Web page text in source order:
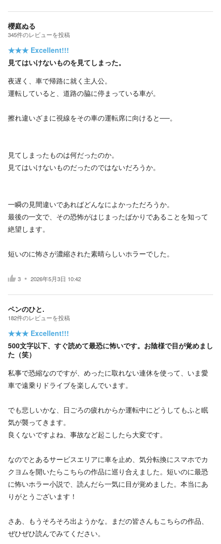
櫻庭ぬる
345件のレビューを投稿
★★★ Excellent!!!
見てはいけないものを見てしまった。
夜遅く、車で帰路に就く主人公。
運転していると、道路の脇に停まっている車が。
擦れ違いざまに視線をその車の運転席に向けると──。
見てしまったものは何だったのか。
見てはいけないものだったのではないだろうか。
一瞬の見間違いであればどんなによかっただろうか。
最後の一文で、その恐怖がはじまったばかりであることを知って
絶望します。
短いのに怖さが濃縮された素晴らしいホラーでした。
3 2026年5月3日 10:42
ペンのひと.
182件のレビューを投稿
★★★ Excellent!!!
500文字以下、すぐ読めて最恐に怖いです。お陰様で目が覚めまし
た（笑）
私事で恐縮なのですが、めったに取れない連休を使って、いま愛
車で遠乗りドライブを楽しんでいます。
でも悲しいかな、日ごろの疲れからか運転中にどうしてもふと眠
気が襲ってきます。
良くないですよね、事故など起こしたら大変です。
なのでとあるサービスエリアに車を止め、気分転換にスマホでカ
クヨムを開いたらこちらの作品に巡り合えました。短いのに最恐
に怖いホラー小説で、読んだら一気に目が覚めました。本当にあ
りがとうございます！
さあ、もうそろそろ出ようかな。まだの皆さんもこちらの作品、
ぜひぜひ読んでみてください。